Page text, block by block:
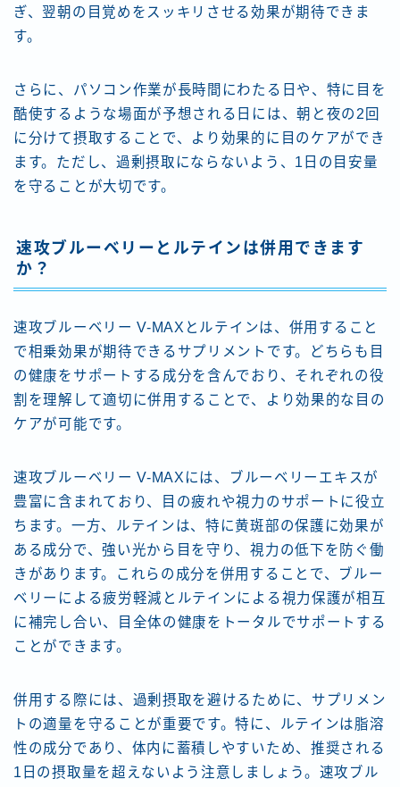
ぎ、翌朝の目覚めをスッキリさせる効果が期待できま
す。
さらに、パソコン作業が長時間にわたる日や、特に目を
酷使するような場面が予想される日には、朝と夜の2回
に分けて摂取することで、より効果的に目のケアができ
ます。ただし、過剰摂取にならないよう、1日の目安量
を守ることが大切です。
速攻ブルーベリーとルテインは併用できます
か？
速攻ブルーベリー V-MAXとルテインは、併用すること
で相乗効果が期待できるサプリメントです。どちらも目
の健康をサポートする成分を含んでおり、それぞれの役
割を理解して適切に併用することで、より効果的な目の
ケアが可能です。
速攻ブルーベリー V-MAXには、ブルーベリーエキスが
豊富に含まれており、目の疲れや視力のサポートに役立
ちます。一方、ルテインは、特に黄斑部の保護に効果が
ある成分で、強い光から目を守り、視力の低下を防ぐ働
きがあります。これらの成分を併用することで、ブルー
ベリーによる疲労軽減とルテインによる視力保護が相互
に補完し合い、目全体の健康をトータルでサポートする
ことができます。
併用する際には、過剰摂取を避けるために、サプリメン
トの適量を守ることが重要です。特に、ルテインは脂溶
性の成分であり、体内に蓄積しやすいため、推奨される
1日の摂取量を超えないよう注意しましょう。速攻ブル